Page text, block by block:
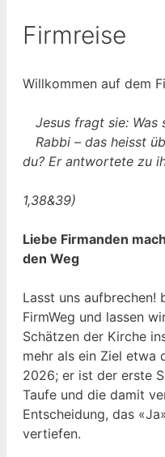
Firmreise
Willkommen auf dem
Jesus fragt sie: Was
Rabbi – das heisst
du? Er antwortete zu
1,38&39)
Liebe Firmanden
den Weg
Lasst uns aufbrechen!
FirmWeg und lassen
Schätzen der Kirche
mehr als ein Ziel etwa
2026; er ist der erste
Taufe und die damit
Entscheidung, das
vertiefen.